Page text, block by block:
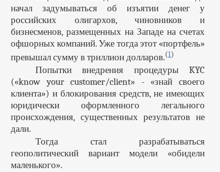
начал задумываться об изъятии денег у
российских олигархов, чиновников и
бизнесменов, размещенных на Западе на счетах
офшорных компаний. Уже тогда этот «портфель»
превышал сумму в триллион долларов.(1)
Попытки внедрения процедуры KYC
(«know your customer/client» - «знай своего
клиента») и блокирования средств, не имеющих
юридически оформленного легального
происхождения, существенных результатов не
дали.
Тогда стал разрабатываться
геополитический вариант модели «обидели
маленького».